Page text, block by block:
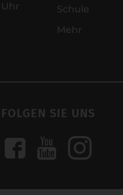
Schule
Mehr
FOLGEN SIE UNS